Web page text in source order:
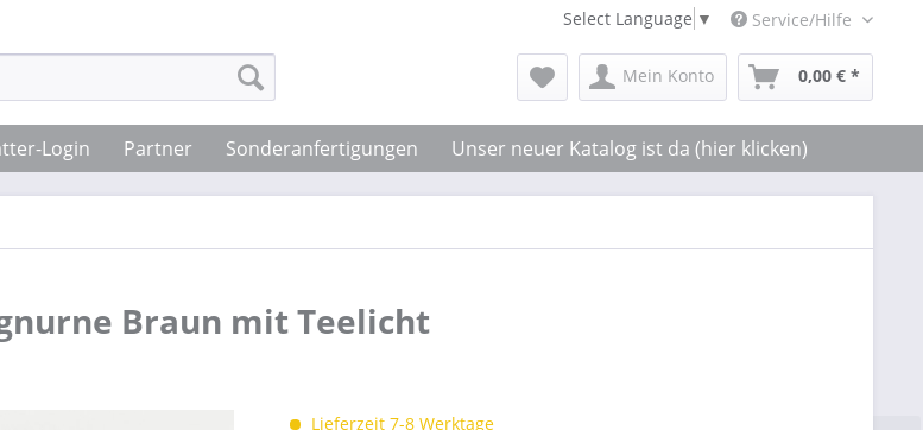
Service/Hilfe
Select Language ▼
Mein Konto 0,00 € *
Login Partner Sonderanfertigungen Unser neuer Katalog ist da (hier klicken)
Braun mit Teelicht
Lieferzeit 7-8 Werktage